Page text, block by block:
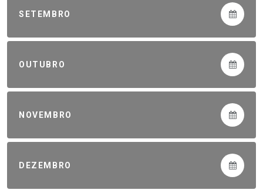
SETEMBRO
OUTUBRO
NOVEMBRO
DEZEMBRO